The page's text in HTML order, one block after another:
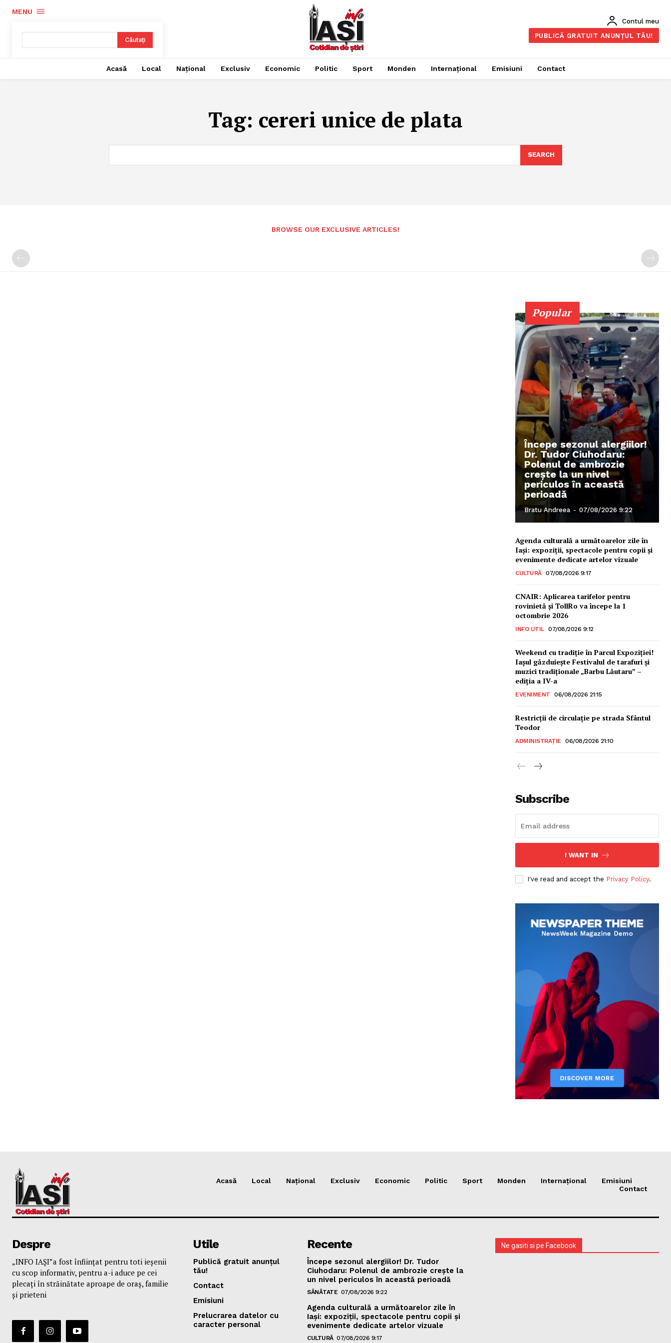
MENU
Căutați
Contul meu
PUBLICĂ GRATUIT ANUNȚUL TĂU!
Acasă Local Național Exclusiv Economic Politic Sport Monden Internațional Emisiuni Contact
Tag: cereri unice de plata
SEARCH
BROWSE OUR EXCLUSIVE ARTICLES!
Popular
Începe sezonul alergiilor!
Dr. Tudor Ciuhodaru:
Polenul de ambrozie
crește la un nivel
periculos în această
perioadă
Bratu Andreea - 07/08/2026 9:22
Agenda culturală a următoarelor zile în
Iași: expoziții, spectacole pentru copii și
evenimente dedicate artelor vizuale
CULTURĂ 07/08/2026 9:17
CNAIR: Aplicarea tarifelor pentru
rovinietă și TollRo va începe la 1
octombrie 2026
INFO UTIL 07/08/2026 9:12
Weekend cu tradiție în Parcul Expoziției!
Iașul găzduiește Festivalul de tarafuri și
muzici tradiționale „Barbu Lăutaru” –
ediția a IV-a
EVENIMENT 06/08/2026 21:15
Restricții de circulație pe strada Sfântul
Teodor
ADMINISTRAȚIE 06/08/2026 21:10
Subscribe
I WANT IN
I've read and accept the Privacy Policy.
Acasă Local Național Exclusiv Economic Politic Sport Monden Internațional
Emisiuni
Contact
Despre
„INFO IAȘI”a fost înfiinţat pentru toti ieşenii
cu scop informativ, pentru a-i aduce pe cei
plecaţi în străinătate aproape de oraş, familie
și prieteni
Utile
Publică gratuit anunțul
tău!
Contact
Emisiuni
Prelucrarea datelor cu
caracter personal
Recente
Începe sezonul alergiilor! Dr. Tudor
Ciuhodaru: Polenul de ambrozie crește la
un nivel periculos în această perioadă
SĂNĂTATE 07/08/2026 9:22
Agenda culturală a următoarelor zile în
Iași: expoziții, spectacole pentru copii și
evenimente dedicate artelor vizuale
CULTURĂ 07/08/2026 9:17
Ne gasiti si pe Facebook